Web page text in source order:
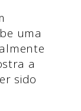
uma
a
sido